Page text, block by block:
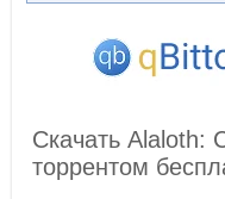
Скачать Alaloth:
торрентом